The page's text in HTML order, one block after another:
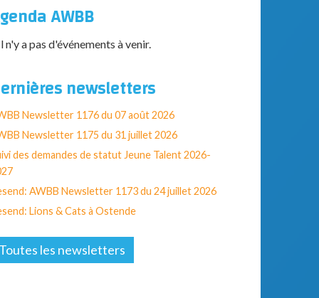
AWBB
n'y a pas d'événements à venir.
newsletters
Newsletter 1176 du 07 août 2026
Newsletter 1175 du 31 juillet 2026
des demandes de statut Jeune Talent 2026-
AWBB Newsletter 1173 du 24 juillet 2026
Lions & Cats à Ostende
les newsletters